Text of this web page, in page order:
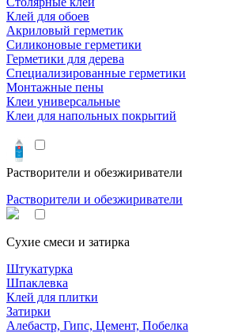
Клей для обоев
Акриловый герметик
Силиконовые герметики
Герметики для дерева
Специализированные герметики
Монтажные пены
Клеи универсальные
Клеи для напольных покрытий
Растворители и обезжириватели
Растворители и обезжириватели
Сухие смеси и затирка
Штукатурка
Шпаклевка
Клей для плитки
Затирки
Алебастр, Гипс, Цемент, Побелка